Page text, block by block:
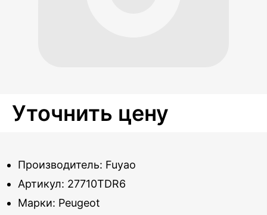
Уточнить цену
Производитель: Fuyao
Артикул: 27710TDR6
Марки: Peugeot